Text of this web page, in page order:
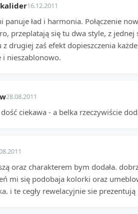
16.12.2011
panuje ład i harmonia. Połączenie
przeplatają się tu dwa style, z
drugiej zaś efekt dopieszczenia
i nieszablonowo.
28.08.2011
ciekawa - a belka rzeczywiście
oraz charakterem bym dodała.
mi się podobaja kolorki oraz
i te cegły rewelacyjnie sie prezentują